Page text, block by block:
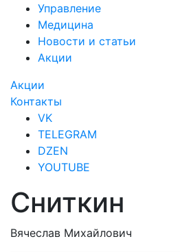
Управление
Медицина
Новости и статьи
Акции
Акции
Контакты
VK
TELEGRAM
DZEN
YOUTUBE
Сниткин
Вячеслав Михайлович